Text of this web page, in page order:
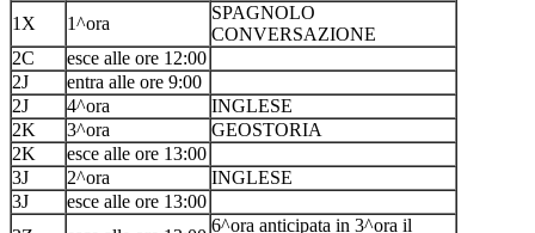
1X
1^ora
SPAGNOLO
CONVERSAZIONE
2C
esce alle ore 12:00
2J
entra alle ore 9:00
2J
4^ora
INGLESE
2K
3^ora
GEOSTORIA
2K
esce alle ore 13:00
3J
2^ora
INGLESE
3J
esce alle ore 13:00
6^ora anticipata in 3^ora il